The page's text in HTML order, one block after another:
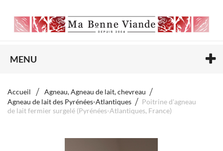
MENU
Accueil
Agneau, Agneau de lait, chevreau
Agneau de lait des Pyrénées-Atlantiques
Poitrine d'agneau
de lait fermier surgelé (Pyrénées-Atlantiques, France)